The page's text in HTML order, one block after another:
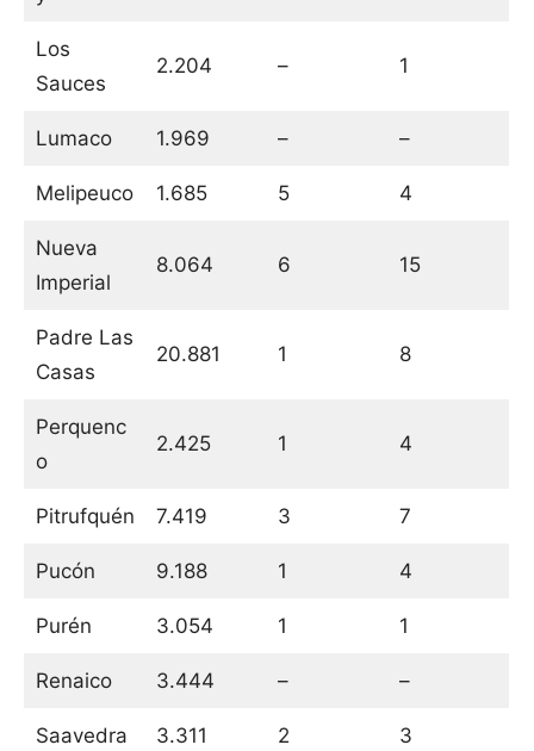
Los
Sauces
2.204 – 1
Lumaco 1.969 – –
Melipeuco 1.685 5 4
Nueva
Imperial
8.064 6 15
Padre Las
Casas
20.881 1 8
Perquenc
o
2.425 1 4
Pitrufquén 7.419 3 7
Pucón 9.188 1 4
Purén 3.054 1 1
Renaico 3.444 – –
Saavedra 3.311 2 3